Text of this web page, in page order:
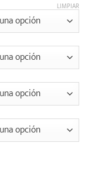
LIMPIAR
d'olor